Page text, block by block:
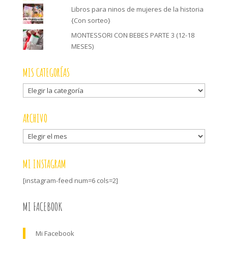
Libros para ninos de mujeres de la historia
{Con sorteo}
MONTESSORI CON BEBES PARTE 3 (12-18
MESES)
MIS CATEGORÍAS
Mis
categorías
ARCHIVO
Archivo
MI INSTAGRAM
[instagram-feed num=6 cols=2]
MI FACEBOOK
Mi Facebook